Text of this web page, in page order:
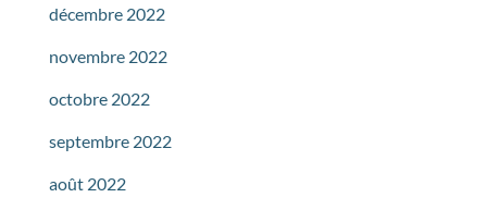
décembre 2022
novembre 2022
octobre 2022
septembre 2022
août 2022